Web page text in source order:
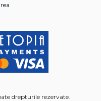
drepturile rezervate.